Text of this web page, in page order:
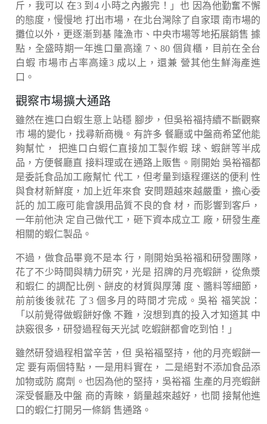
斤，我可以 在3 到4 小時之內搬完！」也 因為他勤奮不懈
的態度，慢慢地 打出市場，在北台灣除了自家環 南市場的
攤位以外，更逐漸到基 隆漁市、中央市場等地拓展銷售 據
點，全盛時期一年進口量高達 7、80 個貨櫃，目前在全台
白蝦 市場市占率高達3 成以上，還兼 營其他生鮮海產進
口。
觀察市場擴大通路
雖然在進口白蝦生意上站穩 腳步，但吳裕福持續不斷觀察
市 場的變化，找尋新商機。有許多 餐廳或中盤商希望他能
夠幫忙， 把進口白蝦仁直接加工製作蝦 球、蝦餅等半成
品，方便餐廳直 接料理或在通路上販售。剛開始 吳裕福都
是委託食品加工廠幫忙 代工，但考量到遠程運送的便利 性
與食材新鮮度，加上近年來食 安問題越來越嚴重，擔心委
託的 加工廠可能會誤用品質不良的食 材，而影響到客戶，
一年前他決 定自己做代工，砸下資本成立工 廠，研發生產
相關的蝦仁製品。
不過，做食品畢竟不是本 行，剛開始吳裕福和研發團隊，
花了不少時間與精力研究，光是 招牌的月亮蝦餅，從魚漿
和蝦仁 的調配比例、餅皮的材質與厚薄 度、醬料等細節，
前前後後就花 了3 個多月的時間才完成。吳裕 福笑說：
「以前覺得做蝦餅好像 不難，沒想到真的投入才知道其 中
訣竅很多，研發過程每天光試 吃蝦餅都會吃到怕！」
雖然研發過程相當辛苦，但 吳裕福堅持，他的月亮蝦餅一
定 要有兩個特點，一是用料實在， 二是絕對不添加食品添
加物或防 腐劑。也因為他的堅持，吳裕福 生產的月亮蝦餅
深受餐廳及中盤 商的青睞，銷量越來越好，也間 接幫他進
口的蝦仁打開另一條銷 售通路。